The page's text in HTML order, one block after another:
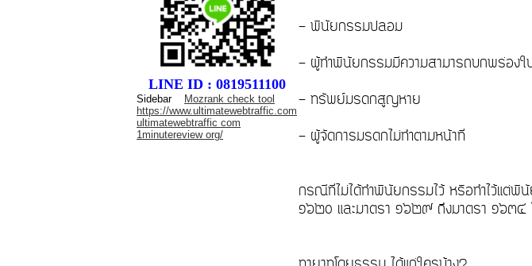
LINE ID : 0819511100
Sidebar
Mozrank check tool
https://www.ultimatewebtraffic.com
ultimatewebtraffic com
1minutereview org/
- พินัยกรรมปลอม
- ผู้ทำพินัยกรรมมีความสามารถบกพร่อง
- ทรัพย์มรดกสูญหาย
- ผู้จัดการมรดกไม่ทำตามหน้าที่
กรณีที่ไม่ได้ทำพินัยกรรมไว้ หรือทำไว้แต่พิ
๑๖๒๐ และมาตรา ๑๖๒๙ ถึงมาตรา ๑๖๓๔